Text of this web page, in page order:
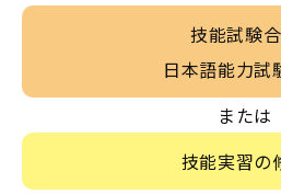
技能試験
日本語能力試
または
技能実習の